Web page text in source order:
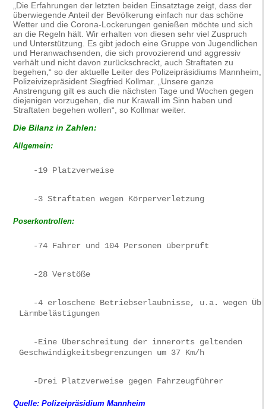
„Die Erfahrungen der letzten beiden Einsatztage zeigt, dass der
überwiegende Anteil der Bevölkerung einfach nur das schöne
Wetter und die Corona-Lockerungen genießen möchte und sich
an die Regeln hält. Wir erhalten von diesen sehr viel Zuspruch
und Unterstützung. Es gibt jedoch eine Gruppe von Jugendlichen
und Heranwachsenden, die sich provozierend und aggressiv
verhält und nicht davon zurückschreckt, auch Straftaten zu
begehen,“ so der aktuelle Leiter des Polizeipräsidiums Mannheim,
Polizeivizepräsident Siegfried Kollmar. „Unsere ganze
Anstrengung gilt es auch die nächsten Tage und Wochen gegen
diejenigen vorzugehen, die nur Krawall im Sinn haben und
Straftaten begehen wollen“, so Kollmar weiter.
Die Bilanz in Zahlen:
Allgemein:
   -19 Platzverweise
   -3 Straftaten wegen Körperverletzung
Poserkontrollen:
   -74 Fahrer und 104 Personen überprüft
   -28 Verstöße
-4 erloschene Betriebserlaubnisse, u.a. wegen
Lärmbelästigungen
   -Eine Überschreitung der innerorts geltenden
Geschwindigkeitsbegrenzungen um 37 Km/h
   -Drei Platzverweise gegen Fahrzeugführer
Quelle: Polizeipräsidium Mannheim